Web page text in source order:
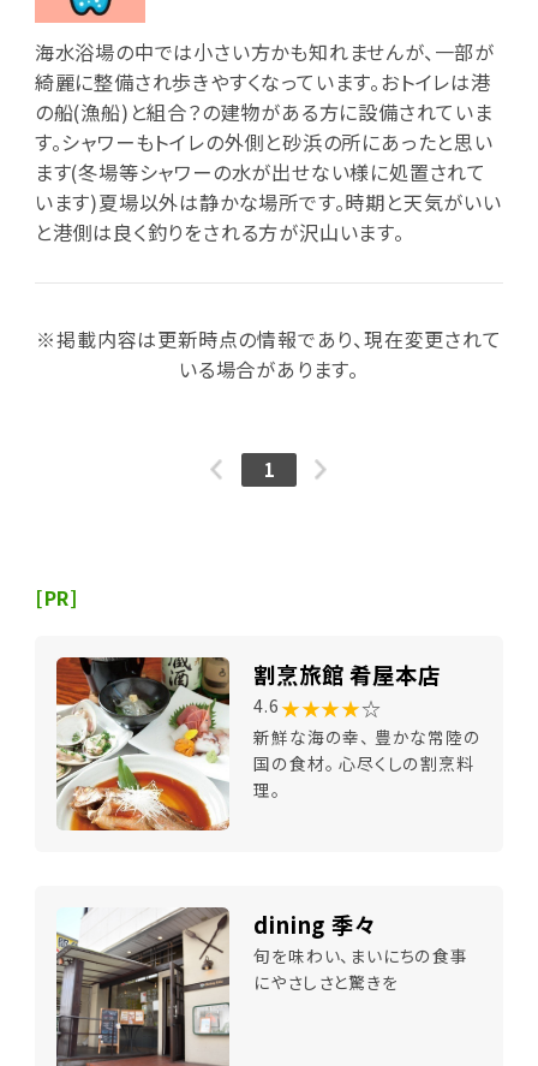
海水浴場の中では小さい方かも知れませんが、一部が
綺麗に整備され歩きやすくなっています。おトイレは港
の船(漁船)と組合？の建物がある方に設備されていま
す。シャワーもトイレの外側と砂浜の所にあったと思い
ます(冬場等シャワーの水が出せない様に処置されて
います)夏場以外は静かな場所です。時期と天気がいい
と港側は良く釣りをされる方が沢山います。
※掲載内容は更新時点の情報であり、現在変更されて
いる場合があります。
1
[PR]
割烹旅館 肴屋本店
4.6 ★★★★☆
新鮮な海の幸、 豊かな常陸の
国の食材。 心尽くしの割烹料
理。
dining 季々
旬を味わい、まいにちの食事
にやさしさと驚きを